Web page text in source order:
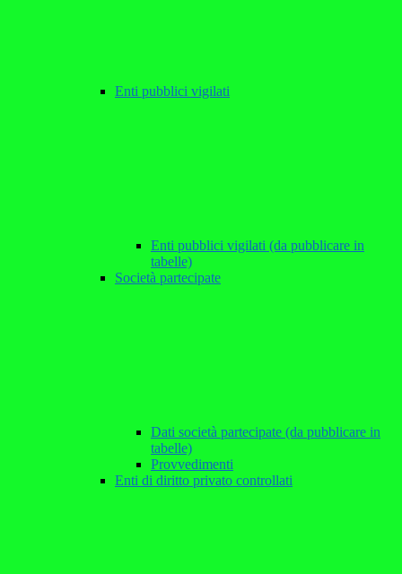
Enti pubblici vigilati
Enti pubblici vigilati (da pubblicare in
tabelle)
Società partecipate
Dati società partecipate (da pubblicare in
tabelle)
Provvedimenti
Enti di diritto privato controllati